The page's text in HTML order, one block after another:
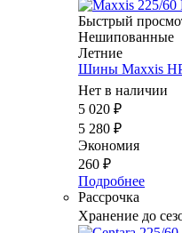
Быстрый
Нешипованные
Летние
Шины Maxxis
Нет в наличии
5 020 ₽
5 280 ₽
Экономия
260 ₽
Подробнее
Рассрочка
Хранение до